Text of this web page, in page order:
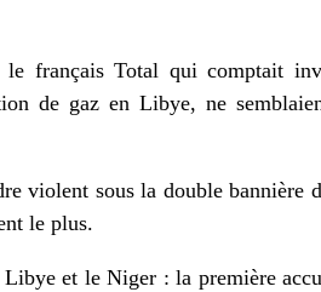
le français Total qui comptait
de gaz en Libye, ne
violent sous la double bannière
le plus.
et le Niger : la première